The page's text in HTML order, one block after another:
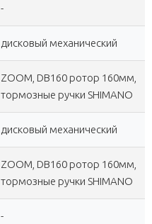
-
дисковый механический
ZOOM, DB160 ротор 160мм,
тормозные ручки SHIMANO
дисковый механический
ZOOM, DB160 ротор 160мм,
тормозные ручки SHIMANO
-